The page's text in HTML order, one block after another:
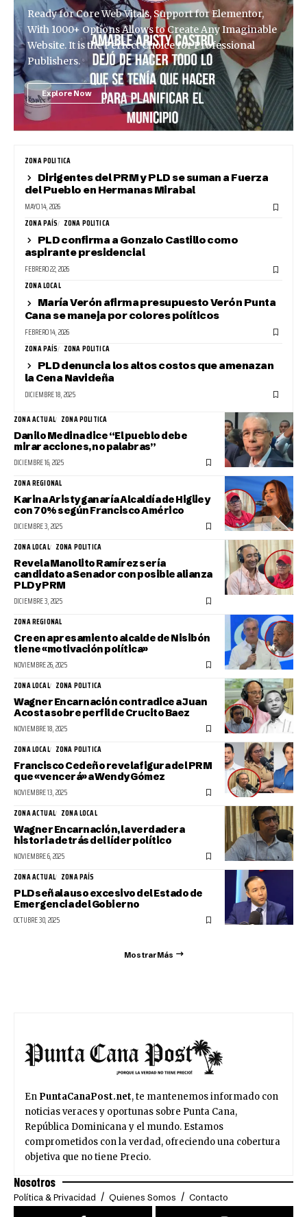
Ready for Core Web Vitals, Support for Elementor,
With 1000+ Options Allows to Create Any Imaginable
Website. It is the Perfect Choice for Professional
Publishers.
Explore Now
ZONA POLITICA
Dirigentes del PRM y PLD se suman a Fuerza
del Pueblo en Hermanas Mirabal
MAYO 14, 2026
ZONA PAÍS ZONA POLITICA
PLD confirma a Gonzalo Castillo como
aspirante presidencial
FEBRERO 22, 2026
ZONA LOCAL
María Verón afirma presupuesto Verón Punta
Cana se maneja por colores políticos
FEBRERO 14, 2026
ZONA PAÍS ZONA POLITICA
PLD denuncia los altos costos que amenazan
la Cena Navideña
DICIEMBRE 18, 2025
ZONA ACTUAL ZONA POLITICA
Danilo Medina dice “El pueblo debe
mirar acciones, no palabras”
DICIEMBRE 16, 2025
ZONA REGIONAL
Karina Aristy ganaría Alcaldía de Higüey
con 70% según Francisco Américo
DICIEMBRE 3, 2025
ZONA LOCAL ZONA POLITICA
Revela Manolito Ramírez sería
candidato a Senador con posible alianza
PLD y PRM
DICIEMBRE 3, 2025
ZONA REGIONAL
Creen apresamiento alcalde de Nisibón
tiene «motivación política»
NOVIEMBRE 26, 2025
ZONA LOCAL ZONA POLITICA
Wagner Encarnación contradice a Juan
Acosta sobre perfil de Crucito Baez
NOVIEMBRE 18, 2025
ZONA LOCAL ZONA POLITICA
Francisco Cedeño revela figura del PRM
que «vencerá» a Wendy Gómez
NOVIEMBRE 13, 2025
ZONA ACTUAL ZONA LOCAL
Wagner Encarnación, la verdadera
historia detrás del líder político
NOVIEMBRE 6, 2025
ZONA ACTUAL ZONA PAÍS
PLD señala uso excesivo del Estado de
Emergencia del Gobierno
OCTUBRE 30, 2025
Mostrar Más
En PuntaCanaPost.net, te mantenemos informado con
noticias veraces y oportunas sobre Punta Cana,
República Dominicana y el mundo. Estamos
comprometidos con la verdad, ofreciendo una cobertura
objetiva que no tiene Precio.
Nosotros
Política & Privacidad Quienes Somos Contacto